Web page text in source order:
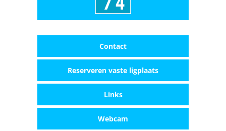
Contact
Reserveren vaste ligplaats
Links
Webcam